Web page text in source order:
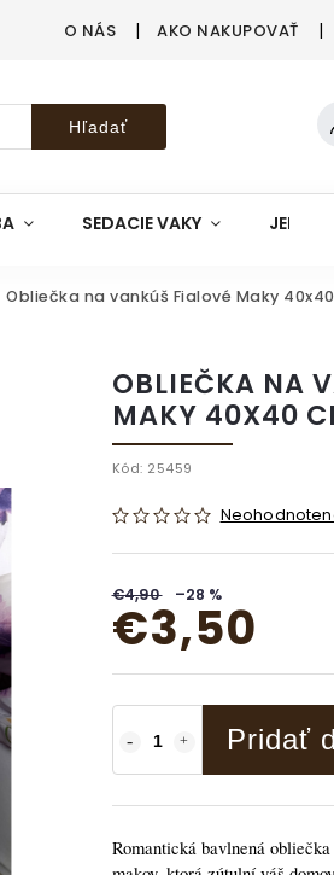
O NÁS AKO NAKUPOVAŤ
Hľadať
SEDACIE VAKY JEDÁLEŇ
Obliečka na vankúš Fialové Maky
OBLIEČKA NA
MAKY 40X40
Kód: 25459
€4,90 –28 %
€3,50
Pridať
Romantická bavlnená